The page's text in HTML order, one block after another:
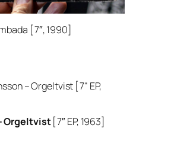
[7″, 1990]
Orgeltvist[7″ EP, 1963]